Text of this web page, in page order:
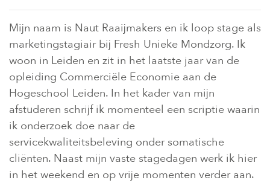
Mijn naam is Naut Raaijmakers en ik loop stage als
marketingstagiair bij Fresh Unieke Mondzorg. Ik
woon in Leiden en zit in het laatste jaar van de
opleiding Commerciële Economie aan de
Hogeschool Leiden. In het kader van mijn
afstuderen schrijf ik momenteel een scriptie waarin
ik onderzoek doe naar de
servicekwaliteitsbeleving onder somatische
cliënten. Naast mijn vaste stagedagen werk ik hier
in het weekend en op vrije momenten verder aan.